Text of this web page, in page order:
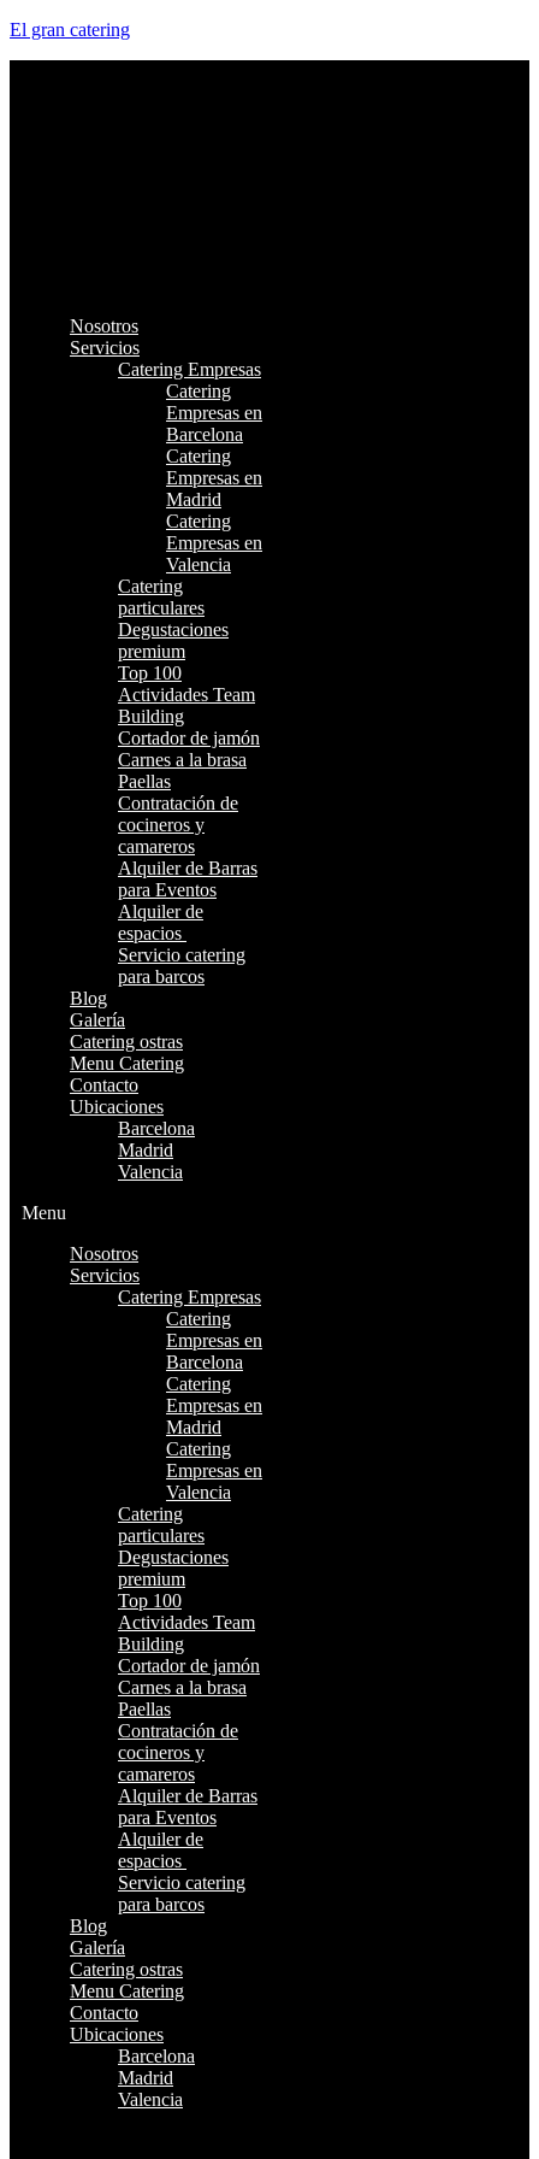
El gran catering
Nosotros
Servicios
Catering Empresas
Catering
Empresas en
Barcelona
Catering
Empresas en
Madrid
Catering
Empresas en
Valencia
Catering
particulares
Degustaciones
premium
Top 100
Actividades Team
Building
Cortador de jamón
Carnes a la brasa
Paellas
Contratación de
cocineros y
camareros
Alquiler de Barras
para Eventos
Alquiler de
espacios
Servicio catering
para barcos
Blog
Galería
Catering ostras
Menu Catering
Contacto
Ubicaciones
Barcelona
Madrid
Valencia
Menu
Nosotros
Servicios
Catering Empresas
Catering
Empresas en
Barcelona
Catering
Empresas en
Madrid
Catering
Empresas en
Valencia
Catering
particulares
Degustaciones
premium
Top 100
Actividades Team
Building
Cortador de jamón
Carnes a la brasa
Paellas
Contratación de
cocineros y
camareros
Alquiler de Barras
para Eventos
Alquiler de
espacios
Servicio catering
para barcos
Blog
Galería
Catering ostras
Menu Catering
Contacto
Ubicaciones
Barcelona
Madrid
Valencia